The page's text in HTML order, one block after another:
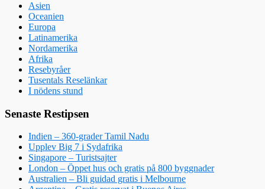
Asien
Oceanien
Europa
Latinamerika
Nordamerika
Afrika
Resebyråer
Tusentals Reselänkar
I nödens stund
Senaste Restipsen
Indien – 360-grader Tamil Nadu
Upplev Big 7 i Sydafrika
Singapore – Turistsajter
London – Öppet hus och gratis på 800 byggnader
Australien – Bli guidad gratis i Melbourne